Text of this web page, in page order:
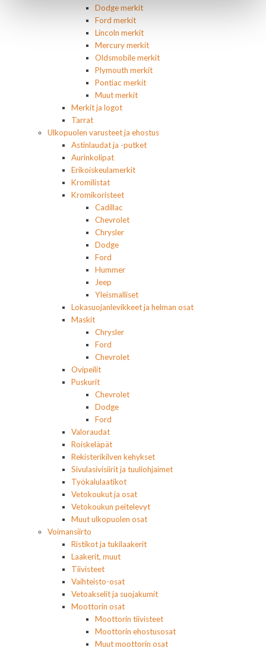
Dodge merkit
Ford merkit
Lincoln merkit
Mercury merkit
Oldsmobile merkit
Plymouth merkit
Pontiac merkit
Muut merkit
Merkit ja logot
Tarrat
Ulkopuolen varusteet ja ehostus
Astinlaudat ja -putket
Aurinkolipat
Erikoiskeulamerkit
Kromilistat
Kromikoristeet
Cadillac
Chevrolet
Chrysler
Dodge
Ford
Hummer
Jeep
Yleismalliset
Lokasuojanlevikkeet ja helman osat
Maskit
Chrysler
Ford
Chevrolet
Ovipeilit
Puskurit
Chevrolet
Dodge
Ford
Valoraudat
Roiskeläpät
Rekisterikilven kehykset
Sivulasivisiirit ja tuuliohjaimet
Työkalulaatikot
Vetokoukut ja osat
Vetokoukun peitelevyt
Muut ulkopuolen osat
Voimansiirto
Ristikot ja tukilaakerit
Laakerit, muut
Tiivisteet
Vaihteisto-osat
Vetoakselit ja suojakumit
Moottorin osat
Moottorin tiivisteet
Moottorin ehostusosat
Muut moottorin osat